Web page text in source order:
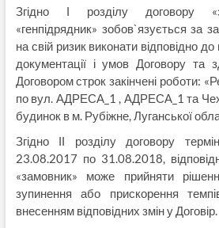
Згідно І розділу договору
«генпідрядник» зобов`язується за
на свій ризик виконати відповідно
документації і умов Договору та
Договором строк закінчені роботи:
по вул. АДРЕСА_1 , АДРЕСА_1 та
будинок в м. Рубіжне, Луганської
Згідно ІІ розділу договору
23.08.2017 по 31.08.2018,
«замовник» може прийняти
зупинення або прискорення
внесенням відповідних змін у Договір.